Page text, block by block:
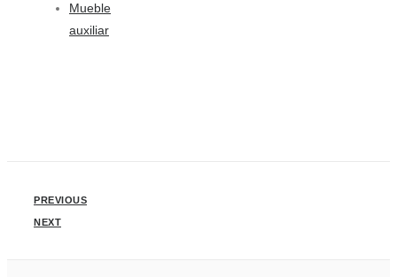
Mueble
auxiliar
PREVIOUS
NEXT